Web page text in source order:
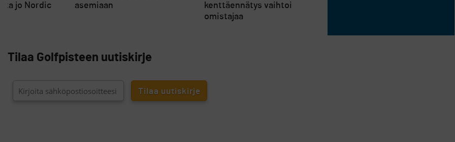
kenttäennätys vaihtoi
omistajaa
jo Nordic
asemiaan
Tilaa Golfpisteen uutiskirje